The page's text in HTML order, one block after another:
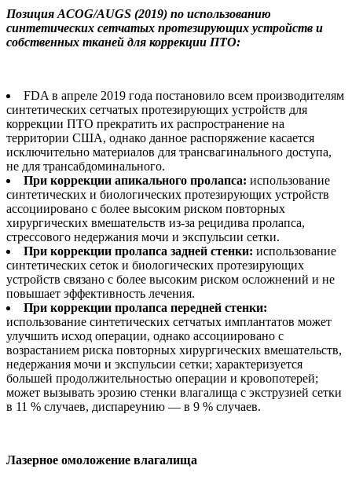
Позиция ACOG/AUGS (2019) по использованию
синтетических сетчатых протезирующих устройств и
собственных тканей для коррекции ПТО:
FDA в апреле 2019 года постановило всем производителям
синтетических сетчатых протезирующих устройств для
коррекции ПТО прекратить их распространение на
территории США, однако данное распоряжение касается
исключительно материалов для трансвагинального доступа,
не для трансабдоминального.
При коррекции апикального пролапса: использование
синтетических и биологических протезирующих устройств
ассоциировано с более высоким риском повторных
хирургических вмешательств из-за рецидива пролапса,
стрессового недержания мочи и экспульсии сетки.
При коррекции пролапса задней стенки: использование
синтетических сеток и биологических протезирующих
устройств связано с более высоким риском осложнений и не
повышает эффективность лечения.
При коррекции пролапса передней стенки:
использование синтетических сетчатых имплантатов может
улучшить исход операции, однако ассоциировано с
возрастанием риска повторных хирургических вмешательств,
недержания мочи и экспульсии сетки; характеризуется
большей продолжительностью операции и кровопотерей;
может вызывать эрозию стенки влагалища с экструзией сетки
в 11 % случаев, диспареунию — в 9 % случаев.
Лазерное омоложение влагалища